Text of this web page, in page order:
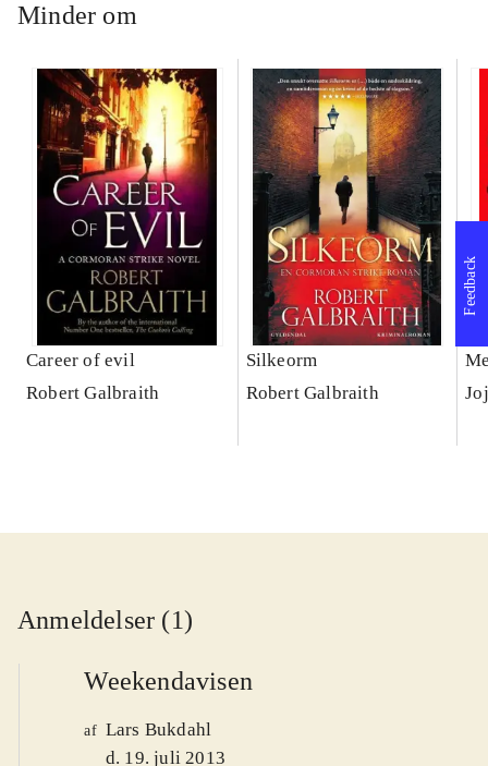
Minder om
Career of evil
Robert Galbraith
Silkeorm
Robert Galbraith
Anmeldelser (1)
Weekendavisen
af Lars Bukdahl
d. 19. juli 2013
Feedback